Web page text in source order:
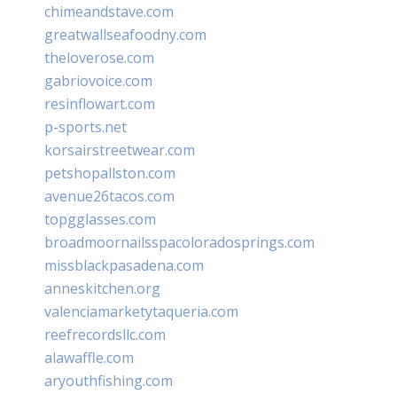
chimeandstave.com
greatwallseafoodny.com
theloverose.com
gabriovoice.com
resinflowart.com
p-sports.net
korsairstreetwear.com
petshopallston.com
avenue26tacos.com
topgglasses.com
broadmoornailsspacoloradosprings.com
missblackpasadena.com
anneskitchen.org
valenciamarketytaqueria.com
reefrecordsllc.com
alawaffle.com
aryouthfishing.com